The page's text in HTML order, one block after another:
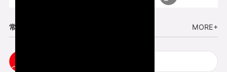
常见问题 MORE+